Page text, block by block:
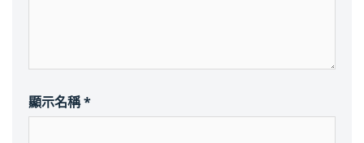
顯示名稱*